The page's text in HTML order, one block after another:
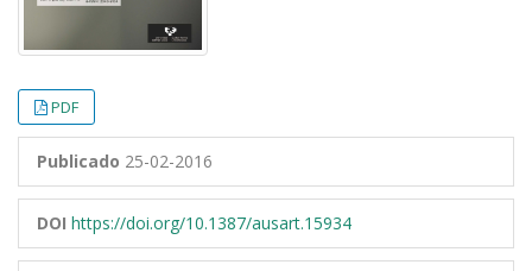
PDF
Publicado 25-02-2016
DOI https://doi.org/10.1387/ausart.15934